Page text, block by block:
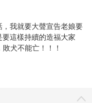
我就要大聲宣告老娘要
這樣持續的造福大家
犬不能亡！！！